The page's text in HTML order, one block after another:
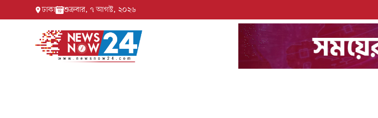
ঢাকা শুক্রবার, ৭ আগস্ট, ২০২৬